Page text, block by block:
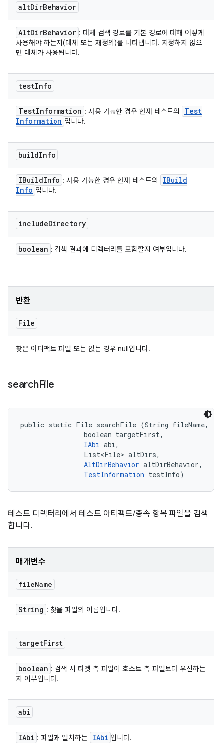
altDirBehavior
AltDirBehavior : 대체 검색 경로를 기본 경로에 대해 어떻게
사용해야 하는지(대체 또는 재정의)를 나타냅니다. 지정하지 않으
면 대체가 사용됩니다.
testInfo
TestInformation : 사용 가능한 경우 현재 테스트의
Test
Information 입니다.
buildInfo
IBuildInfo : 사용 가능한 경우 현재 테스트의
IBuild
Info 입니다.
includeDirectory
boolean : 검색 결과에 디렉터리를 포함할지 여부입니다.
반환
File
찾은 아티팩트 파일 또는 없는 경우 null입니다.
searchFile
public static File searchFile (String fileName,
                boolean targetFirst,
IAbi abi,
                List<File> altDirs,
AltDirBehavior altDirBehavior,
TestInformation testInfo)
테스트 디렉터리에서 테스트 아티팩트/종속 항목 파일을 검색
합니다.
매개변수
fileName
String : 찾을 파일의 이름입니다.
targetFirst
boolean : 검색 시 타겟 측 파일이 호스트 측 파일보다 우선하는
지 여부입니다.
abi
IAbi : 파일과 일치하는 IAbi 입니다.